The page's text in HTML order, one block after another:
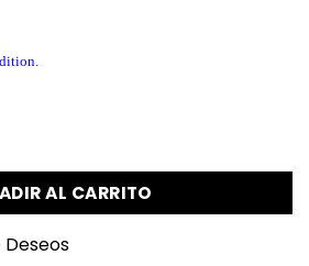
Dinars cantidad
AL CARRITO
Deseos